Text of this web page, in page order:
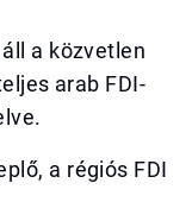
a közvetlen
arab FDI-
a régiós FDI